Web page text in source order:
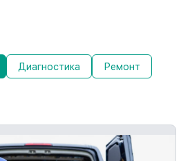
Диагностика Ремонт